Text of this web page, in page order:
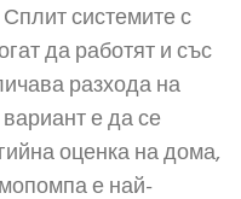
системите с
да работят и със
разхода на
е да се
оценка на дома,
е най-